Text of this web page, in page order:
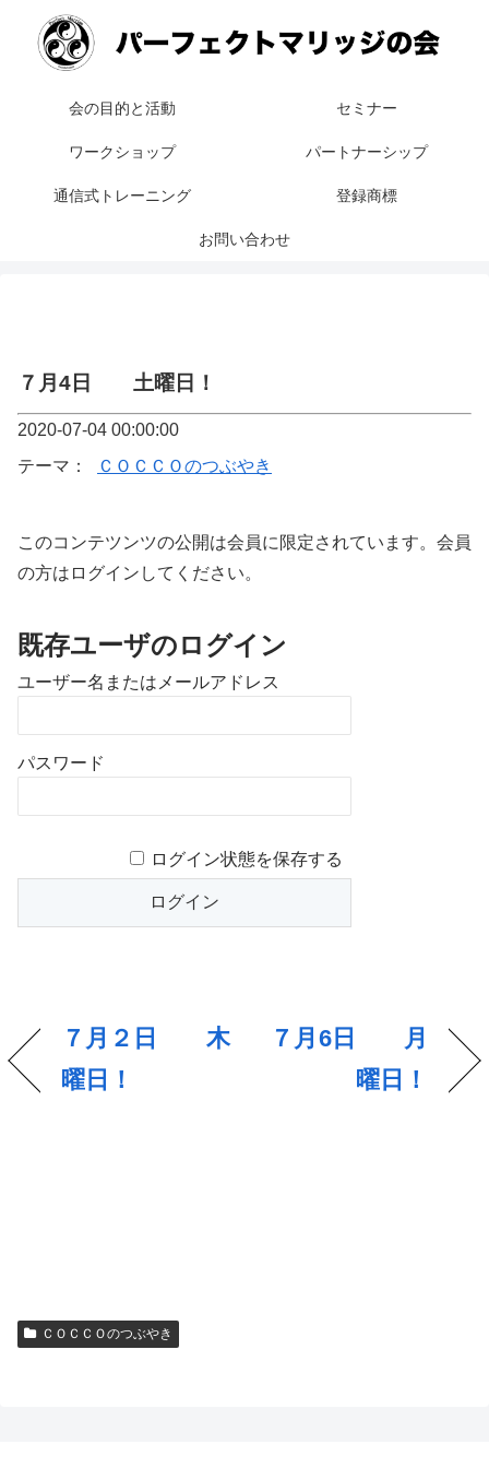
会の目的と活動 セミナー
ワークショップ パートナーシップ
通信式トレーニング 登録商標
お問い合わせ
７月4日 土曜日！
2020-07-04 00:00:00
テーマ：
ＣＯＣＣＯのつぶやき
このコンテツンツの公開は会員に限定されています。会員
の方はログインしてください。
既存ユーザのログイン
ユーザー名またはメールアドレス
パスワード
ログイン状態を保存する
７月２日 木
曜日！
７月6日 月
曜日！
ＣＯＣＣＯのつぶやき